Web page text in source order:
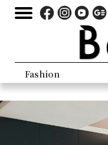
Fashion